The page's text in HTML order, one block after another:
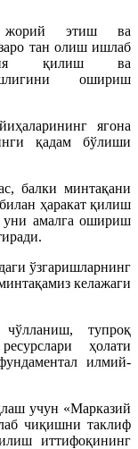
жорий этиш ва
тан олиш ишлаб
қилиш ва
ошириш
ягона
қадам бўлиши
балки минтақани
ҳаракат қилиш
уни амалга ошириш
ўзгаришларнинг
келажаги
тупроқ
ҳолати
илмий-
учун «Марказий
чиқишни таклиф
иттифоқининг